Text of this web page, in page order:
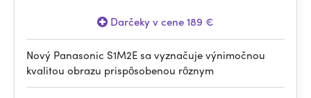
Darčeky v cene 189 €
Nový Panasonic S1M2E sa vyznačuje výnimočnou
kvalitou obrazu prispôsobenou rôznym